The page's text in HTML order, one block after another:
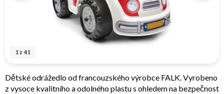
1z 41
Dětské odrážedlo od francouzského výrobce FALK. Vyrobeno
z vysoce kvalitního a odolného plastu s ohledem na bezpečnost